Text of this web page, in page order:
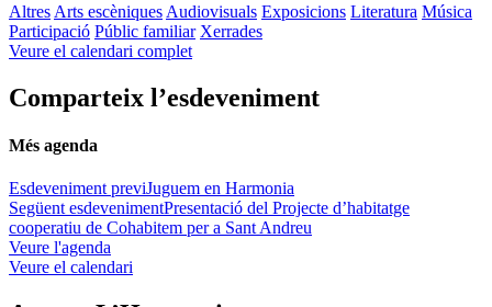
Altres Arts escèniques Audiovisuals Exposicions Literatura Música
Participació Públic familiar Xerrades
Veure el calendari complet
Comparteix l’esdeveniment
Més agenda
Esdeveniment previJuguem en Harmonia
Següent esdevenimentPresentació del Projecte d’habitatge
cooperatiu de Cohabitem per a Sant Andreu
Veure l'agenda
Veure el calendari